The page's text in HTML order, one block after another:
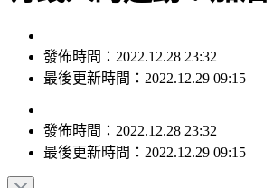
發佈時間：2022.12.28 23:32
最後更新時間：2022.12.29 09:15
發佈時間： 2022.12.28 23:32
最後更新時間： 2022.12.29 09:15